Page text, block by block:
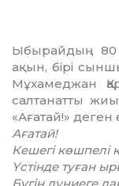
Ыбы­райдың 80
ақын, бірі
Мұхамеджан
салтанатты
«Аға­тай!» деген
Ағатай!
Кешегі көшпелі
Үстінде туған